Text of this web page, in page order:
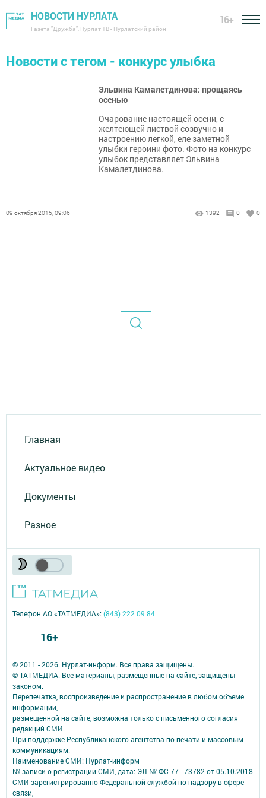
НОВОСТИ НУРЛАТА
Газета "Дружба", Нурлат ТВ - Нурлатский район
16+
Новости с тегом - конкурс улыбка
Эльвина Камалетдинова: прощаясь
осенью
Очарование настоящей осени, с
желтеющей листвой созвучно и
настроению легкой, еле заметной
улыбки героини фото. Фото на конкурс
улыбок представляет Эльвина
Камалетдинова.
09 октября 2015, 09:06 1392 0 0
Главная
Актуальное видео
Документы
Разное
© 2011 - 2026. Нурлат-⁠информ. Все права защищены.
© ТАТМЕДИА. Все материалы, размещенные на сайте, защищены
законом.
Перепечатка, воспроизведение и распространение в любом объеме
информации,
размещенной на сайте, возможна только с письменного согласия
редакций СМИ.
При поддержке Республиканского агентства по печати и массовым
коммуникациям.
Наименование СМИ: Нурлат-⁠информ
№ записи о регистрации СМИ, дата: ЭЛ № ФС 77 -⁠ 73782 от 05.10.2018
СМИ зарегистрированно Федеральной службой по надзору в сфере
связи,
Телефон АО «ТАТМЕДИА»:(843) 222 09 84
16+